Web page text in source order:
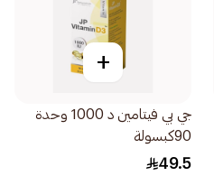
+
جي بي فيتامين د 1000 وحدة
90كبسولة
49.5